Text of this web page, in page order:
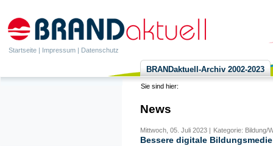
Startseite | Impressum | Datenschutz
BRANDaktuell-Archiv 2002-2023
Sie sind hier:
News
Mittwoch, 05. Juli 2023 | Kategorie: Bildung/
Bessere digitale